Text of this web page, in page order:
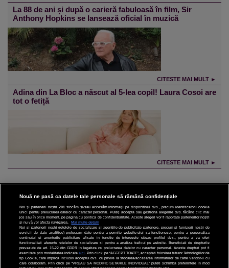
La 88 de ani și după o carieră fabuloasă în film, Sir
Anthony Hopkins se lansează oficial în muzică
CITESTE MAI MULT ►
Adina din La Bloc a născut al 5-lea copil! Laura Cosoi are
tot o fetiță
CITESTE MAI MULT ►
CINEMA
DIVERTISMENT
STIRI
Nouă ne pasă ca datele tale personale să rămână confidențiale
Noi și partenerii noștri 201 stocăm și/sau accesăm informații pe dispozitivul dvs., precum identificatorii cookie
unici pentru prelucrarea datelor cu caracter personal. Puteți accepta sau gestiona alegerile dvs. făcând clic mai
jos sau în orice moment, pe pagina cu politica de confidențialitate. Aceste alegeri vor fi raportate partenerilor noștri
și nu vă vor afecta navigarea.
Mai multe detalii
Noi si partenerii nostri (retelele de socializare si agentiile de publicitate partenere, precum si furnizorii nostri de
servicii de date analitice) prelucram date pentru a permite website-ului sa functioneze, pentru a personaliza
continutul si anunturile publicitare afisate in functie de interesele si/sau profilul dvs., pentru a va oferi
functionalitati aferente retelelor de socializare si pentru a analiza traficul pe website. Beneficiati de drepturile
prevazute de art. 15-22 din GDPR in legatura cu prelucrarea datelor cu caracter personal. Aceste drepturi pot fi
exercitate prin modalitatea indicataaici . Prin click pe “ACCEPT TOATE”, acceptati folosirea tuturor Tehnologiilor de
tip Cookie, care implica inclusiv acceptul dvs. cu privire la stocarea/accesarea informatiilor de catre Vendor-ii cu
care colaboram. Prin click pe “VREAU SA MODIFIC SETARILE INDIVIDUAL” puteti schimba preferintele in mod